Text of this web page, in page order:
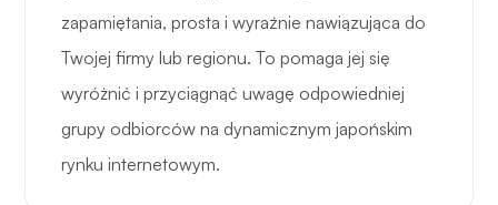
zapamiętania, prosta i wyraźnie nawiązująca do
Twojej firmy lub regionu. To pomaga jej się
wyróżnić i przyciągnąć uwagę odpowiedniej
grupy odbiorców na dynamicznym japońskim
rynku internetowym.